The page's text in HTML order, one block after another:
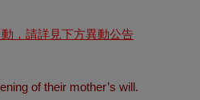
，請詳見下方異動公告
of their mother’s will.